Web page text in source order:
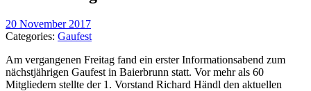
20 November 2017
Categories: Gaufest
Am vergangenen Freitag fand ein erster Informationsabend zum
nächstjährigen Gaufest in Baierbrunn statt. Vor mehr als 60
Mitgliedern stellte der 1. Vorstand Richard Händl den aktuellen